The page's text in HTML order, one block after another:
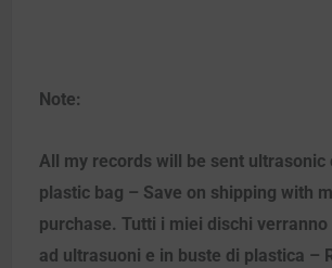
Note:
All my records will be sent ultrasonic
plastic bag – Save on shipping with
purchase. Tutti i miei dischi
ad ultrasuoni e in buste di plastica –